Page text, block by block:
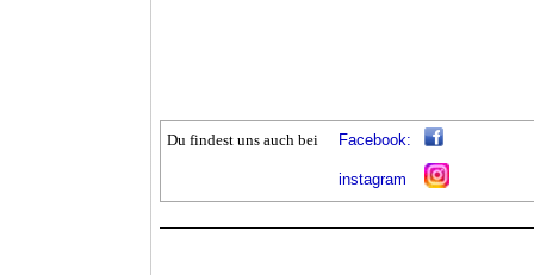
Du findest uns auch bei Facebook:
instagram